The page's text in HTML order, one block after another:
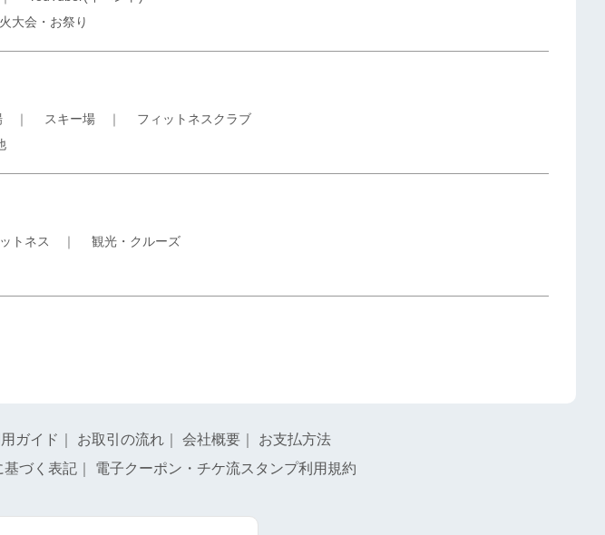
大会・お祭り
｜ スキー場 ｜ フィットネスクラブ
トネス ｜ 観光・クルーズ
ガイド お取引の流れ 会社概要
お支払方法
基づく表記 電子クーポン・チケ流スタンプ利用規約